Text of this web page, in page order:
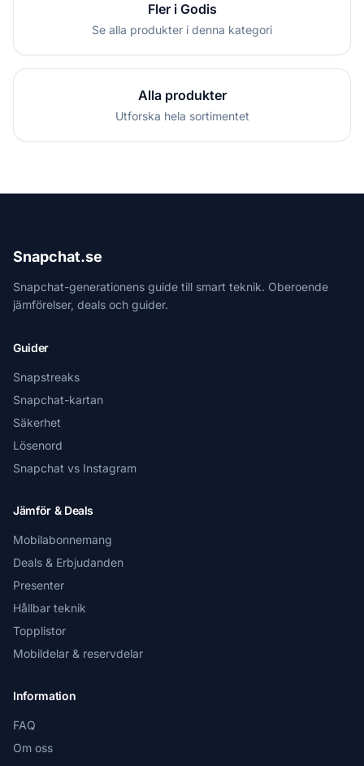
Fler i Godis
Se alla produkter i denna kategori
Alla produkter
Utforska hela sortimentet
Snapchat.se
Snapchat-generationens guide till smart teknik. Oberoende
jämförelser, deals och guider.
Guider
Snapstreaks
Snapchat-kartan
Säkerhet
Lösenord
Snapchat vs Instagram
Jämför & Deals
Mobilabonnemang
Deals & Erbjudanden
Presenter
Hållbar teknik
Topplistor
Mobildelar & reservdelar
Information
FAQ
Om oss